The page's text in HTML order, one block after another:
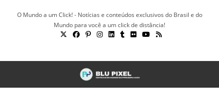
O Mundo a um Click! - Notícias e conteúdos exclusivos do Brasil e do
Mundo para você a um click de distância!